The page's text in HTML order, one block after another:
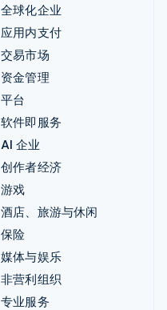
全球化企业
应用内支付
交易市场
资金管理
平台
软件即服务
AI 企业
创作者经济
游戏
酒店、旅游与休闲
保险
媒体与娱乐
非营利组织
专业服务